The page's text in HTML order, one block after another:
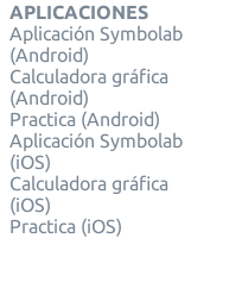
APLICACIONES
Aplicación Symbolab
(Android)
Calculadora gráfica
(Android)
Practica (Android)
Aplicación Symbolab
(iOS)
Calculadora gráfica
(iOS)
Practica (iOS)